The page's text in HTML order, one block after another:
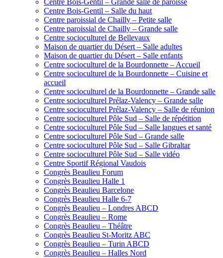
Centre Bois-Gentil – Salle du haut
Centre paroissial de Chailly – Petite salle
Centre paroissial de Chailly – Grande salle
Centre socioculturel de Bellevaux
Maison de quartier du Désert – Salle adultes
Maison de quartier du Désert – Salle enfants
Centre socioculturel de la Bourdonnette – Accueil
Centre socioculturel de la Bourdonnette – Cuisine et
accueil
Centre socioculturel de la Bourdonnette – Grande salle
Centre socioculturel Prélaz-Valency – Grande salle
Centre socioculturel Prélaz-Valency – Salle de réunion
Centre socioculturel Pôle Sud – Salle de répétition
Centre socioculturel Pôle Sud – Salle langues et santé
Centre socioculturel Pôle Sud – Grande salle
Centre socioculturel Pôle Sud – Salle Gibraltar
Centre socioculturel Pôle Sud – Salle vidéo
Centre Sportif Régional Vaudois
Congrès Beaulieu Forum
Congrès Beaulieu Halle 1
Congrès Beaulieu Barcelone
Congrès Beaulieu Halle 6-7
Congrès Beaulieu – Londres ABCD
Congrès Beaulieu – Rome
Congrès Beaulieu – Théâtre
Congrès Beaulieu St-Moritz ABC
Congrès Beaulieu – Turin ABCD
Congrès Beaulieu – Halles Nord